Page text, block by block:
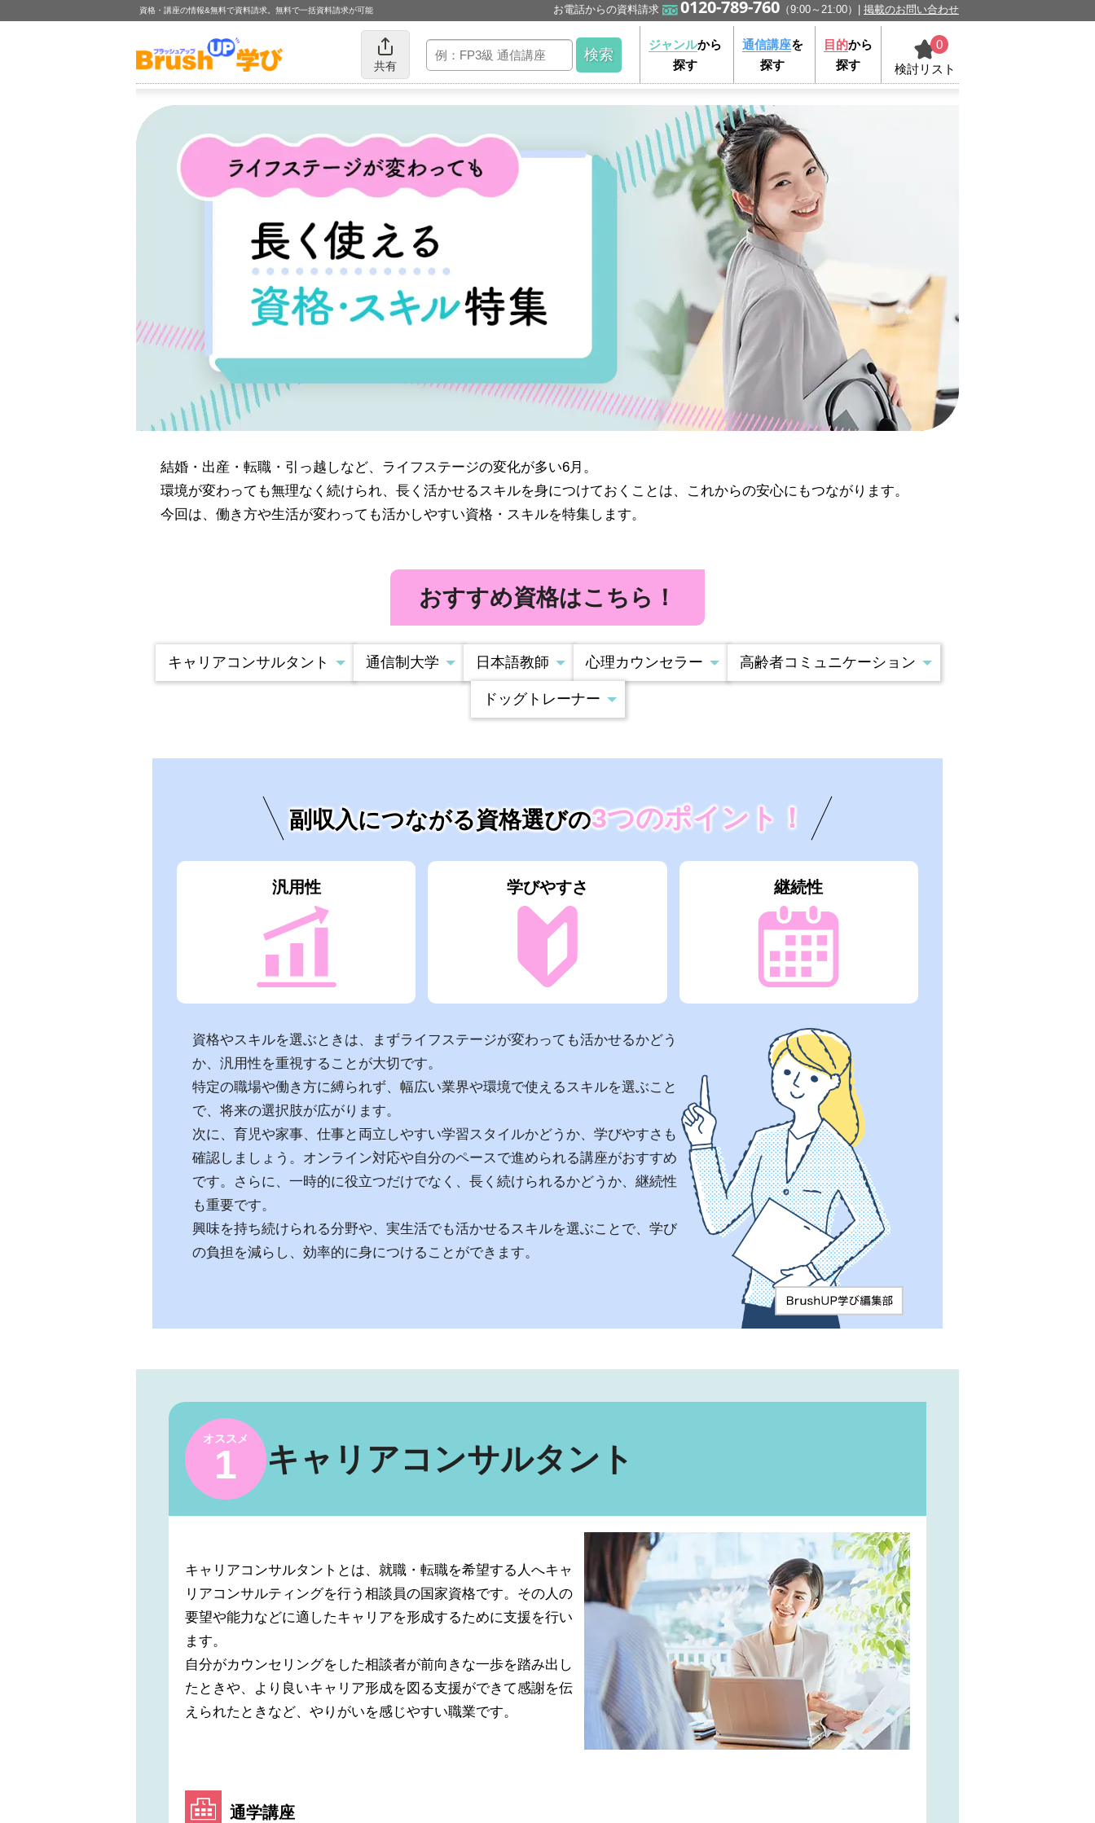
資格・講座の情報&無料で資料請求。無料で一括資料請求が可能 お電話からの資料請求 0120-789-760 （9:00～21:00） 掲載のお問い合わせ
共有
ジャンルから
探す
通信講座を
探す
目的から
探す
0
検討リスト
結婚・出産・転職・引っ越しなど、ライフステージの変化が多い6月。
環境が変わっても無理なく続けられ、長く活かせるスキルを身につけておくことは、これからの安心にもつながります。
今回は、働き方や生活が変わっても活かしやすい資格・スキルを特集します。
おすすめ資格はこちら！
キャリアコンサルタント 通信制大学 日本語教師 心理カウンセラー 高齢者コミュニケーション
ドッグトレーナー
副収入につながる資格選びの3つのポイント！
汎用性 学びやすさ 継続性
資格やスキルを選ぶときは、まずライフステージが変わっても活かせるかどう
か、汎用性を重視することが大切です。
特定の職場や働き方に縛られず、幅広い業界や環境で使えるスキルを選ぶこと
で、将来の選択肢が広がります。
次に、育児や家事、仕事と両立しやすい学習スタイルかどうか、学びやすさも
確認しましょう。オンライン対応や自分のペースで進められる講座がおすすめ
です。さらに、一時的に役立つだけでなく、長く続けられるかどうか、継続性
も重要です。
興味を持ち続けられる分野や、実生活でも活かせるスキルを選ぶことで、学び
の負担を減らし、効率的に身につけることができます。
オススメ
1 キャリアコンサルタント
キャリアコンサルタントとは、就職・転職を希望する人へキャ
リアコンサルティングを行う相談員の国家資格です。その人の
要望や能力などに適したキャリアを形成するために支援を行い
ます。
自分がカウンセリングをした相談者が前向きな一歩を踏み出し
たときや、より良いキャリア形成を図る支援ができて感謝を伝
えられたときなど、やりがいを感じやすい職業です。
通学講座